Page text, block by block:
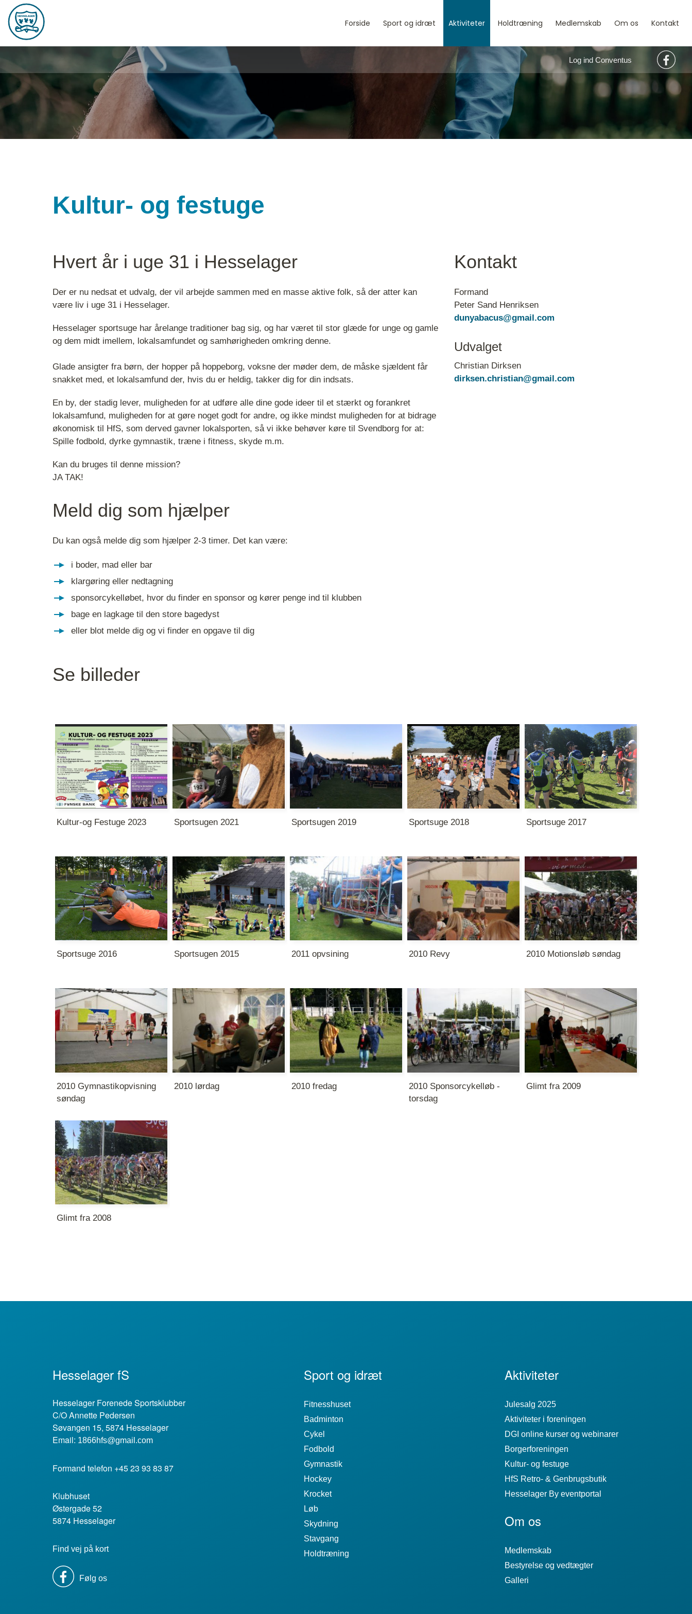
Forside Sport og idræt Aktiviteter Holdtræning Medlemskab Om os Kontakt
Log ind Conventus
Kultur- og festuge
Hvert år i uge 31 i Hesselager
Der er nu nedsat et udvalg, der vil arbejde sammen med en masse aktive folk, så der atter kan
være liv i uge 31 i Hesselager.
Hesselager sportsuge har årelange traditioner bag sig, og har været til stor glæde for unge og gamle
og dem midt imellem, lokalsamfundet og samhørigheden omkring denne.
Glade ansigter fra børn, der hopper på hoppeborg, voksne der møder dem, de måske sjældent får
snakket med, et lokalsamfund der, hvis du er heldig, takker dig for din indsats.
En by, der stadig lever, muligheden for at udføre alle dine gode ideer til et stærkt og forankret
lokalsamfund, muligheden for at gøre noget godt for andre, og ikke mindst muligheden for at bidrage
økonomisk til HfS, som derved gavner lokalsporten, så vi ikke behøver køre til Svendborg for at:
Spille fodbold, dyrke gymnastik, træne i fitness, skyde m.m.
Kan du bruges til denne mission?
JA TAK!
Meld dig som hjælper
Du kan også melde dig som hjælper 2-3 timer. Det kan være:
i boder, mad eller bar
klargøring eller nedtagning
sponsorcykelløbet, hvor du finder en sponsor og kører penge ind til klubben
bage en lagkage til den store bagedyst
eller blot melde dig og vi finder en opgave til dig
Kontakt
Formand
Peter Sand Henriksen
dunyabacus@gmail.com
Udvalget
Christian Dirksen
dirksen.christian@gmail.com
Se billeder
Kultur-og Festuge 2023 Sportsugen 2021 Sportsugen 2019 Sportsuge 2018 Sportsuge 2017
Sportsuge 2016 Sportsugen 2015 2011 opvsining 2010 Revy 2010 Motionsløb søndag
2010 Gymnastikopvisning
søndag
2010 lørdag 2010 fredag
2010 Sponsorcykelløb -
torsdag
Glimt fra 2009
Glimt fra 2008
Hesselager fS
Hesselager Forenede Sportsklubber
C/O Annette Pedersen
Søvangen 15, 5874 Hesselager
Email: 1866hfs@gmail.com
Formand telefon +45 23 93 83 87
Klubhuset
Østergade 52
5874 Hesselager
Find vej på kort
Følg os
Sport og idræt
Fitnesshuset
Badminton
Cykel
Fodbold
Gymnastik
Hockey
Krocket
Løb
Skydning
Stavgang
Holdtræning
Aktiviteter
Julesalg 2025
Aktiviteter i foreningen
DGI online kurser og webinarer
Borgerforeningen
Kultur- og festuge
HfS Retro- & Genbrugsbutik
Hesselager By eventportal
Om os
Medlemskab
Bestyrelse og vedtægter
Galleri